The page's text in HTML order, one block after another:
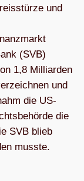
und
(SVB)
1,8 Mil­li­ar­den
und
die US-
die
SVB blieb
musste.